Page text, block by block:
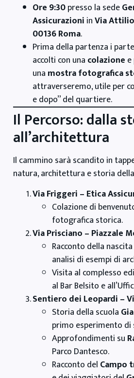
Ore 9:30presso la sede
Assicurazioni inVia
00136 Roma.
Prima della partenza i
accolti con una colazione
una mostra fotografica
attraverseremo, utile per
e dopo” del quartiere.
Il Percorso: dalla
all’architettura
Il cammino sarà scandito in
natura, architettura e storia
Via Friggeri – Etica
Colazione di
fotografica storica.
Via Prisciano – Piazzale
Racconto della
analisi di esempi di
Visita al complesso
al Bar Belsito e
Sentiero dei Leopardi –
Storia della scuola
primo esperimento di
Approfondimenti su
Parco Dantesco.
Racconto del Campo